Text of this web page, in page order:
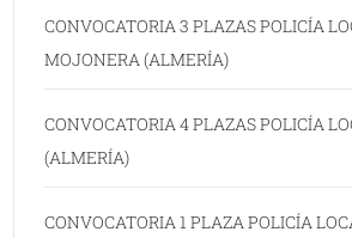
CONVOCATORIA 3 PLAZAS POLICÍA
MOJONERA (ALMERÍA)
CONVOCATORIA 4 PLAZAS POLICÍA
(ALMERÍA)
CONVOCATORIA 1 PLAZA POLICÍA